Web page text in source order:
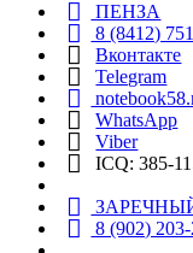
ПЕНЗА
8 (8412)
Вконтакте
Telegram
WhatsApp
Viber
ICQ: 385-
8 (902)